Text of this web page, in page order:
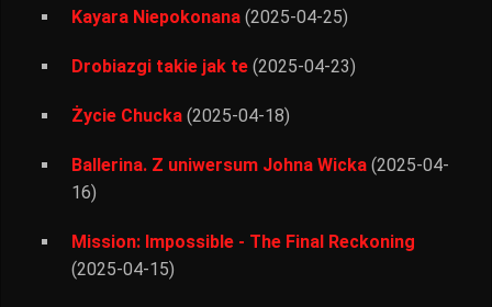
Kayara Niepokonana (2025-04-25)
Drobiazgi takie jak te (2025-04-23)
Życie Chucka (2025-04-18)
Ballerina. Z uniwersum Johna Wicka (2025-04-
16)
Mission: Impossible - The Final Reckoning
(2025-04-15)